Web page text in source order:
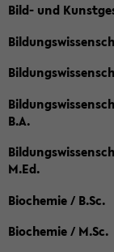
Bild- und
B.A.
M.Ed.
Biochemie / B.Sc.
Biochemie / M.Sc.